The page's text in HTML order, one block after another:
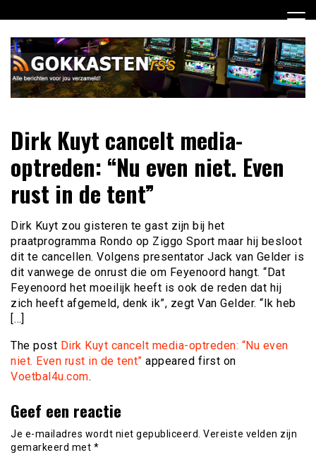
naar
inhoud
Gokkasten RSS
voor jou verzameld
Dirk Kuyt cancelt media-
optreden: “Nu even niet. Even
rust in de tent”
Dirk Kuyt zou gisteren te gast zijn bij het
praatprogramma Rondo op Ziggo Sport maar hij besloot
dit te cancellen. Volgens presentator Jack van Gelder is
dit vanwege de onrust die om Feyenoord hangt. “Dat
Feyenoord het moeilijk heeft is ook de reden dat hij
zich heeft afgemeld, denk ik”, zegt Van Gelder. “Ik heb
[…]
The post Dirk Kuyt cancelt media-optreden: “Nu even
niet. Even rust in de tent” appeared first on
Voetbal4u.com.
Geef een reactie
Je e-mailadres wordt niet gepubliceerd. Vereiste velden zijn
gemarkeerd met *